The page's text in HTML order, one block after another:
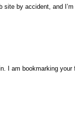
by accident, and
I am bookmarking your